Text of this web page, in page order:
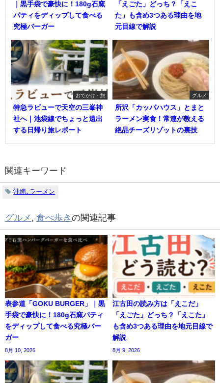
｜黒手袋で豪快に！180g石窯
パティをディップして食べる
究極バーガー
「えごた」どっち？「えこ
た」も含め3つある理由を地
元目線で解説
おでかけ・旅
特急ラビューで天空の三峯神
社へ｜池袋線でちょっと遠出
する日帰り旅レポート
グルメ
所沢「カッパハウス」とまと
ラーメン実食！常連が教える
絶品チーズリゾットの裏技
関連キーワード
沖縄､ラーメン
グルメ , 食べ歩き の関連記事
表参道「GOKU BURGER」｜黒
手袋で豪快に！180g石窯パティ
をディップして食べる究極バー
ガー
8月 10, 2026
江古田の読み方は「えこだ」
「えごた」どっち？「えこた」
も含め3つある理由を地元目線で
解説
8月 9, 2026